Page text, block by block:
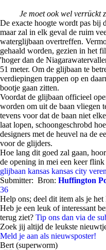
Je moet ook wel verrückt
De exacte hoogte wordt pas bij
maar zal in elk geval de ruim
waterglijbaan overtreffen.
gehaald worden, gezien in het
'hoger dan de
51 meter. Om de glijbaan te
verdiepingen trappen op en
bootje gaan zitten.
Voordat de glijbaan officieel
worden om uit de baan vliegen
tevens voor dat de baan niet
laat lopen, schoongeschrobd
designers met de heuvel na de
voor de glijders.
Hoe lang dit goed zal gaan,
de opening in mei een keer
glijbaan kansas kansas city
Submitter: Bron: Huffington
36
Help ons; deel dit item als je
Heb je een leuk of interessant
terug ziet? Tip ons dan via de
Zoek jij altijd de leukste
Meld je aan als nieuwsposter!
Bert (superworm)